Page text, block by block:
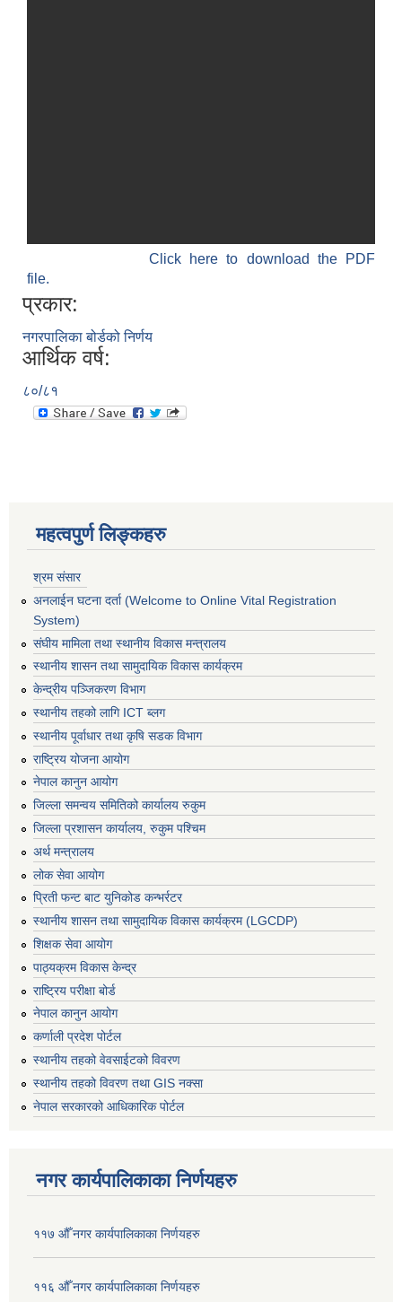
Click here to download the PDF
file.
प्रकार:
नगरपालिका बोर्डको निर्णय
आर्थिक वर्ष:
८०/८१
महत्वपुर्ण लिङ्कहरु
श्रम संसार
अनलाईन घटना दर्ता (Welcome to Online Vital Registration
System)
संघीय मामिला तथा स्थानीय विकास मन्त्रालय
स्थानीय शासन तथा सामुदायिक विकास कार्यक्रम
केन्द्रीय पञ्जिकरण विभाग
स्थानीय तहको लागि ICT ब्लग
स्थानीय पूर्वाधार तथा कृषि सडक विभाग
राष्ट्रिय योजना आयोग
नेपाल कानुन आयोग
जिल्ला समन्वय समितिको कार्यालय रुकुम
जिल्ला प्रशासन कार्यालय, रुकुम पश्चिम
अर्थ मन्त्रालय
लोक सेवा आयोग
प्रिती फन्ट बाट युनिकोड कन्भर्रटर
स्थानीय शासन तथा सामुदायिक विकास कार्यक्रम (LGCDP)
शिक्षक सेवा आयोग
पाठ्यक्रम विकास केन्द्र
राष्ट्रिय परीक्षा बोर्ड
नेपाल कानुन आयोग
कर्णाली प्रदेश पोर्टल
स्थानीय तहको वेवसाईटको विवरण
स्थानीय तहको विवरण तथा GIS नक्सा
नेपाल सरकारको आधिकारिक पोर्टल
नगर कार्यपालिकाका निर्णयहरु
११७ औँ नगर कार्यपालिकाका निर्णयहरु
११६ औँ नगर कार्यपालिकाका निर्णयहरु